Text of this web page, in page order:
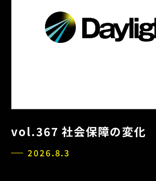
vol.367 社会保障の変化
2026.8.3